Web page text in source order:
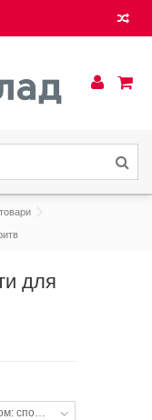
товари
для
За рейтингом: спочатку популярні